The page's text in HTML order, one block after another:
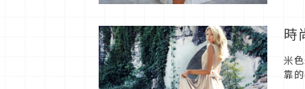
時
米
靠